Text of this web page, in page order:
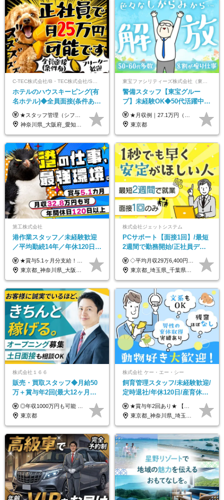
ホテルのハウスキーピング(有
名ホテル)◆全員面接(条件あ
り)◆未経験OK◆リゾート地
も選べる◆月25万円
★スタッフ管理（シフト調整など）の経験があれば【月給28万円以上】 ★賞与支給実績：基本給の2ヶ月分～3ヶ月分 ＝＝ライフスタイルに合わせて働き方を選べます＝＝ ■正社員 ＜未経験者＞月給25万円(寮なしの場合)～35万円＋賞与年2回 ＜経験者＞月給28万円～35万円＋賞与年2回 ※寮をご利用の場合は月給22万円～ ※経験やスキルに応じて決定します ※残業代全額支給 ※試用期間（3ヶ月間）中の雇用形態や待遇に差異はありません ※正社員の場合、転勤の可能性あり ■契約社員 月給22万円～＋残業代全額支給 ※契約社員の場合、賞与の支給および転勤の可能性はありません ※勤務時間や勤務日数の希望があればご相談に応じます ※試用期間なし ※契約の更新 有(勤務状況により判断する) 更新上限 有(通算契約期間の上限 1年/更新回数の上限 なし)
神奈川県_大阪府_愛知県_北海道_兵庫県_京都府_広島県_福岡県_大分県_宮崎県_鹿児島県_沖縄県
警備スタッフ【東宝グルー
プ】未経験OK◆50代活躍中
◆1勤務で2日分休み◆8割が座
り仕事◆賞与年2回
★月収例｜27.1万円（月給+残業代2.4万円+資格手当0.2万円+家族手当0.85万円） ★賞与年2回＆充実した手当あり！ ■月給23万6,500円～＋賞与年2回＋各種手当 ┗月給には職務手当19,500円、調整手当15,000円、住宅手当18,500円、契約社員手当1,500円を含みます ※試用期間4ヶ月(期間中の給与・待遇の差異はありません) ━━━━━━━━━━ 各種手当も充実！ ━━━━━━━━━━ ★家族手当 ★役付手当 ★資格手当 ★年末年始勤務手当 ★交通費支給（月5万円以内／6ヶ月分の定期代を支給） ★残業・深夜残業手当（全額支給） ━━━━━━━━━━ 給与支給日は毎月25日です ━━━━━━━━━━ 例：1月1日付入社の場合 1月25日に基本給+変動しない手当を支給 2月25日に前月分の残業手当など変動する手当を支給
東京都
第工株式会社
港作業スタッフ／未経験歓迎
／平均勤続14年／年休120日以
上／食事手当・家族手当あり
／賞与5.1ヶ月分
★賞与5.1ヶ月分支給！ ★入社3年目・30代で年収730万円の先輩も活躍中！ ★入社1年目・20代で月収29万円の実績あり 月給：22.5万円～30.5万円＋各種手当＋賞与年2回＋残業代全額支給 ※経験・能力などを考慮のうえ決定します ※上記月給には食事手当(5000円／月）を含みます ※残業代は分単位で100％支給いたします ※試用期間3ヶ月。その間の給与・待遇に差異はありません 【月収例】 ◆33.5万円／31歳 入社7か月 ◆38.5万円／32歳 入社1年目 ◆48.4万円／44歳 入社12年目 ※経験・能力などを考慮のうえ決定 ※月収・給与例には休日手当も含みます 【手当詳細】 ◆交通費規定支給（上限3万5000円／月） ◆時間外手当全額支給 ◆休日出勤手当 ◆港湾住宅あり（1R・2万円台～） ◆資格取得支援制度：全額負担 ◆地域手当：関東地区1万円／月
東京都_神奈川県_大阪府_愛知県_兵庫県
株式会社ジェットシステム
PCサポート【面接1回】/最短
2週間で勤務開始/正社員デビ
ュー歓迎/未経験9割以上/社員
寮・住宅手当あり
◇平均月収29万6,400円(各種手当含む) ◇住宅手当⇒最大家賃の半額支給 ◇賞与年2回支給 ■月給22万5,000円以上＋地域手当＋時間外手当＋住宅手当＋家族手当 ※経験やスキルに応じて給与を決定します ※試用期間2ヶ月あり（期間内は時給1,060円以上となります） └地域により上がる可能性があり／例：東京都時給1,370円 └その他待遇に差異なし ＜モデル月収例＞ 1年目：296,400円 3年目：320,000円 【固定残業代について】 なし（残業代は、実際の労働時間に応じて別途全額支給）
東京都_埼玉県_千葉県_愛知県_北海道_群馬県_長野県_富山県_石川県_静岡県_香川県_高知県_熊本県_長崎県_沖縄県
株式会社１６６
販売・買取スタッフ◆月給50
万＋賞与年2回(最大12ヶ月分
支給)◆前職給与保証◆年収
1000万可◆オープニング
◎年収1000万円も可能 ◎複雑な条件やノルマは一切なし！ 頑張った分だけシンプルに還元される給与体系です。 経験者の方には「前職給与保証」をお約束します！ ■月給50万円～80万円（役職手当を含む） ★平均月収：60～70万円程度 ★「〇件以上で支給」といった複雑な条件やノルマの縛りは一切ありません。 お客様に寄り添い、利益が出た分はしっかりとあなたの給与へ還元します！ ※経験・能力を考慮のうえ決定します。 ※試用期間3ヶ月あり。その間の待遇・給与に差異はありません。 ※上記の金額は固定残業代（20時間/5万円～）含んだ金額です。 超過分は別途記載します。
東京都
株式会社 ケー・エー・シー
飼育管理スタッフ/未経験歓迎/
定時退社/年休120日/産育休実
績あり/連休取得OK/賞与年2
回/急募求人
★賞与年2回あり★ 【未経験の方】月給20万7,750円～＋賞与年2回＋残業代全額支給＋交通費支給 【生物系大卒の方】月給21万3,750円～＋賞与年2回＋残業代全額支給＋交通費支給 ★手当が充実★ ・資格手当（実験動物技術者2級：月3,000円、1級：月7,000円） ・家族手当 ・住宅費用補助（転居を伴う転勤の場合：最大5年間支給） ・残業代全額支給 ※入社5年目程度で賞与4.6ヶ月分の支給実績あり ※月給の金額は、能力やスキルを考慮して決定します ※試用期間6ヶ月あり（雇用形態・給与・待遇に差異なし）
東京都_神奈川県_埼玉県_大阪府_愛知県_茨城県_三重県_京都府_佐賀県